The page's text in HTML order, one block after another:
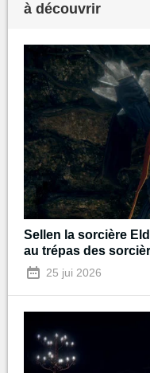
à découvrir
Sellen la sorcière
au trépas des
25 jui 2026